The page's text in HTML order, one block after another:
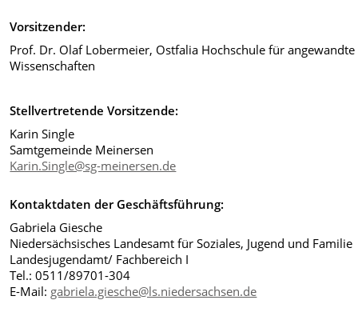
Vorsitzender:
Prof. Dr. Olaf Lobermeier, Ostfalia Hochschule für angewandte
Wissenschaften
Stellvertretende Vorsitzende:
Karin Single
Samtgemeinde Meinersen
Karin.Single@sg-meinersen.de
Kontaktdaten der Geschäftsführung:
Gabriela Giesche
Niedersächsisches Landesamt für Soziales, Jugend und Familie
Landesjugendamt/ Fachbereich I
Tel.: 0511/89701-304
E-Mail: gabriela.giesche@ls.niedersachsen.de